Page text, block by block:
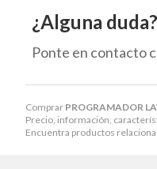
Comprar PROGRAMADOR
Precio, información,
Encuentra productos
¿Alguna
Ponte en contacto